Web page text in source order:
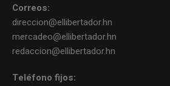
Correos:
direccion@ellibertador.hn
mercadeo@ellibertador.hn
redaccion@ellibertador.hn
Teléfono fijos: